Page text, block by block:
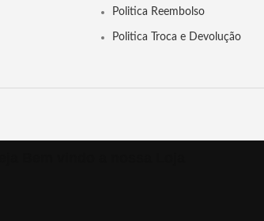
Politica Reembolso
Politica Troca e Devolução